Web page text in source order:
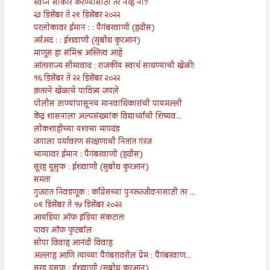
स्वप्न साकार करण्यासाठी तर नव्हे ना?
२३ डिसेंबर ते २९ डिसेंबर २०२२
परलोकावर ईमान : : पैगंबरवाणी (हदीस)
अर्रअद : : ईशवाणी (सुबोध कुरआन)
माणूस हा संमिश्र अस्तित्व आहे
आंतरराज्य सीमावाद : राजकीय स्वार्थ साधण्याची खेळी!
१६ डिसेंबर ते २२ डिसेंबर २०२२
क़तरने खेळाचे पावित्र्य जपले
पोलीस ठाण्यांपासूनच मानवाधिकारांची पायमल्ली
केंद्र शासनाला अल्पसंख्यांक विद्यार्थ्यांची शिष्यव...
लोकशाहीच्या यशाचा मापदंड
जगाला पर्यावरण संरक्षणाची नितांत गरज
भाग्यावर ईमान : पैगंबरवाणी (हदीस)
सूरह यूसुफ : ईशवाणी (सुबोध कुरआन)
समता
गुजरात निवडणूक : काँग्रेसच्या पुनरुज्जीवनासाठी तर ...
०९ डिसेंबर ते १५ डिसेंबर २०२२
आयडिया ऑफ इंडिया संकटात!
पावर ऑफ फुटबॉल
सोपा विवाह आनंदी विवाह
अल्लाह आणि त्याच्या पैगंबरावरील प्रेम : पैगंबरवाण...